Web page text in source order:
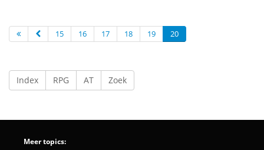
15 16 17 18 19 20
Index RPG AT Zoek
Meer topics: